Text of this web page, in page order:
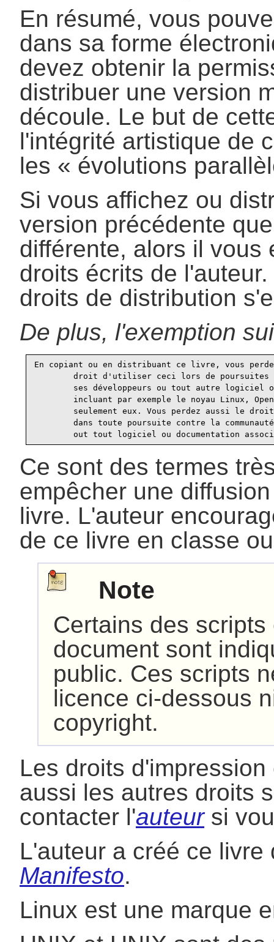
En résumé, vous
dans sa forme
devez obtenir la
distribuer une version
découle. Le but de
l'intégrité artistique de
les « évolutions
Si vous affichez ou
version précédente
différente, alors il vous
droits écrits de
droits de distribution
De plus, l'exemption
En copiant ou en distribuant ce livre, vous
droit d'utiliser ceci lors de
ses développeurs ou tout autre logiciel
incluant par exemple le noyau Linux,
seulement eux. Vous perdez aussi le
dans toute poursuite contre la
Ce sont des termes
empêcher une
livre. L'auteur
de ce livre en classe
Note
Certains des
document sont
public. Ces scripts
licence ci-dessous
copyright.
Les droits
aussi les autres droits
contacter l'auteursi
L'auteur a créé ce
Manifesto.
Linux est une marque